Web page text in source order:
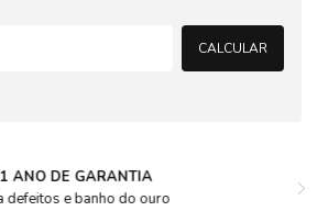
Alterar CEP
CALCULAR
a ouro 18k colar masculino conjunto
RÁPIDO EM ATÉ 24H
a confirmação do pagamento